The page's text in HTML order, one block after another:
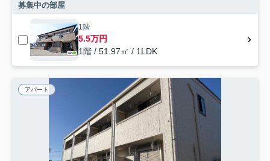
募集中の部屋
1階
5.5万円
1階 / 51.97㎡ / 1LDK
アパート